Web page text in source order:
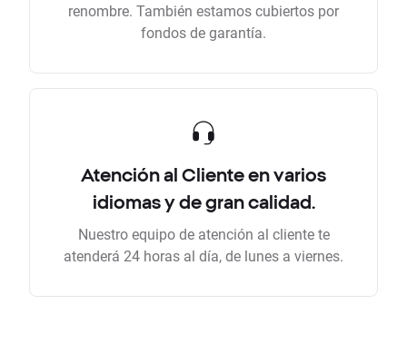
renombre. También estamos cubiertos por
fondos de garantía.
Atención al Cliente en varios
idiomas y de gran calidad.
Nuestro equipo de atención al cliente te
atenderá 24 horas al día, de lunes a viernes.